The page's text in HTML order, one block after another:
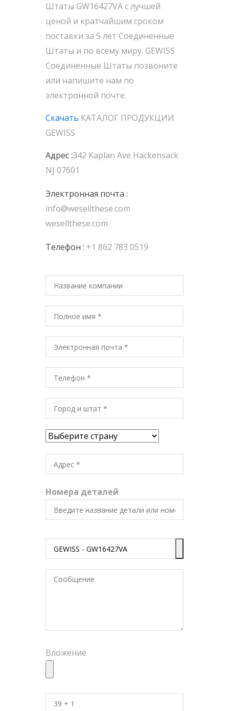
Штаты GW16427VA с лучшей
ценой и кратчайшим сроком
поставки за 5 лет Соединенные
Штаты и по всему миру. GEWISS
Соединенные Штаты позвоните
или напишите нам по
электронной почте.
Скачать КАТАЛОГ ПРОДУКЦИИ
GEWISS
Адрес :342 Kaplan Ave Hackensack
NJ 07601
Электронная почта :
info@wesellthese.com
wesellthese.com
Телефон : +1 862 783 0519
Номера деталей
Вложение